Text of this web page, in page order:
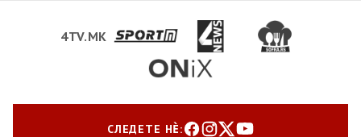
4TV.MK
СЛЕДЕТЕ НЀ: